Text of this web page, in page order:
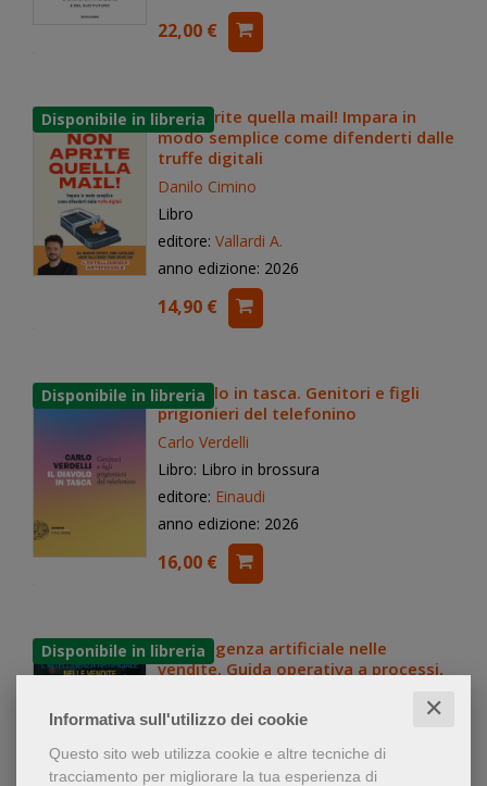
Informativa sull'utilizzo dei cookie ✕
Questo sito web utilizza cookie e altre tecniche di
tracciamento per migliorare la tua esperienza di
22,00 €
Non aprite quella mail! Impara in
modo semplice come difenderti dalle
truffe digitali
Danilo Cimino
Libro
editore: Vallardi A.
anno edizione: 2026
14,90 €
Il diavolo in tasca. Genitori e figli
prigionieri del telefonino
Carlo Verdelli
Libro: Libro in brossura
editore: Einaudi
anno edizione: 2026
16,00 €
L'intelligenza artificiale nelle
vendite. Guida operativa a processi,
subito
Massimiliano Böhm,Alberto Giusti
Libro: Libro in brossura
editore:Franco Angeli